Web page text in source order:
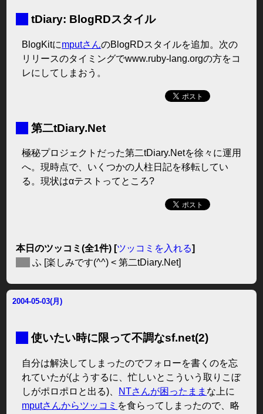
tDiary: BlogRDスタイル
BlogKitにmputさんのBlogRDスタイルを追加。次の
リリースのタイミングでwww.ruby-lang.orgの方をコ
レにしてしまおう。
第二tDiary.Net
極秘プロジェクトだった第二tDiary.Netを徐々に運用
へ。現時点で、いくつかの人柱日記を移転してい
る。現状はαテストってところ?
本日のツッコミ(全1件) [ツッコミを入れる]
ふ [楽しみです(^^) < 第二tDiary.Net]
2004-05-03(月)
使いたい時に限って不調なsf.net(2)
自分は解決してしまったのでフォローを書くのを忘
れていたが(ようするに、忙しいとこういう取りこぼ
しがポロポロと出る)、
NTさんが困ったまま な上に
mputさんからツッコミ を食らってしまったので、略